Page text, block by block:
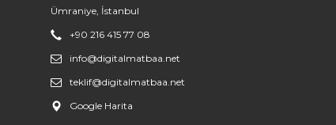
Ümraniye, İstanbul
+90 216 415 77 08
info@digitalmatbaa.net
teklif@digitalmatbaa.net
Google Harita